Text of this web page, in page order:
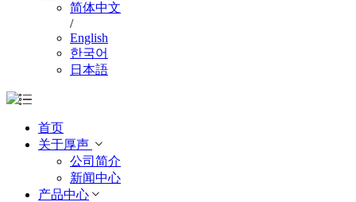
简体中文
/
English
한국어
日本語
首页
关于厚声
公司简介
新闻中心
产品中心